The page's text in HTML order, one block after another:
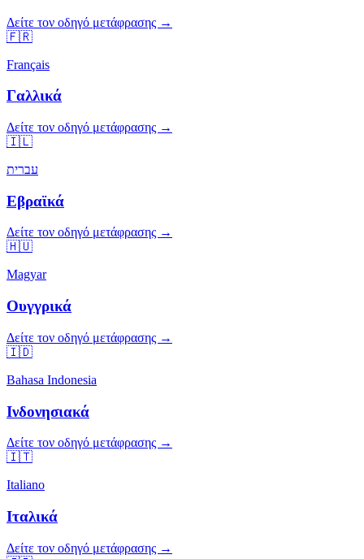
Δείτε τον οδηγό μετάφρασης →
🇫🇷
Français
Γαλλικά
Δείτε τον οδηγό μετάφρασης →
🇮🇱
עברית
Εβραϊκά
Δείτε τον οδηγό μετάφρασης →
🇭🇺
Magyar
Ουγγρικά
Δείτε τον οδηγό μετάφρασης →
🇮🇩
Bahasa Indonesia
Ινδονησιακά
Δείτε τον οδηγό μετάφρασης →
🇮🇹
Italiano
Ιταλικά
Δείτε τον οδηγό μετάφρασης →